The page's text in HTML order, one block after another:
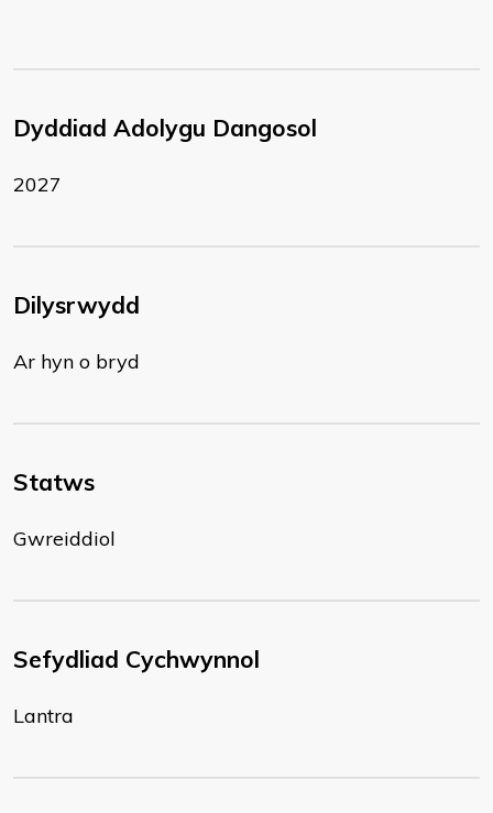
Dyddiad Adolygu Dangosol
2027
Dilysrwydd
Ar hyn o bryd
Statws
Gwreiddiol
Sefydliad Cychwynnol
Lantra